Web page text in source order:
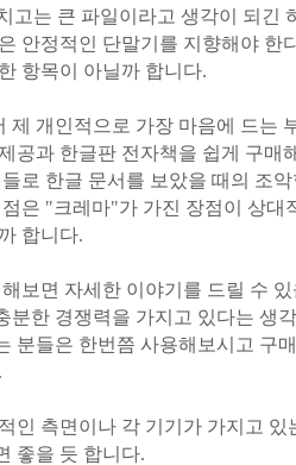
고는 큰 파일이라고 생각이 되긴
안정적인 단말기를 지향해야 한
항목이 아닐까 합니다.
제 개인적으로 가장 마음에 드는
공과 한글판 전자책을 쉽게 구매
로 한글 문서를 보았을 때의 조
은 "크레마"가 가진 장점이 상대
합니다.
보면 자세한 이야기를 드릴 수
분한 경쟁력을 가지고 있다는 생
분들은 한번쯤 사용해보시고 구
인 측면이나 각 기기가 가지고 있
좋을 듯 합니다.